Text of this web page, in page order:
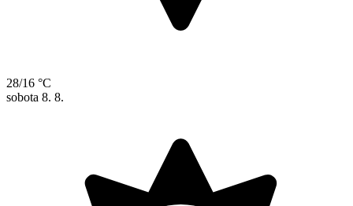
28/16 °C
sobota 8. 8.